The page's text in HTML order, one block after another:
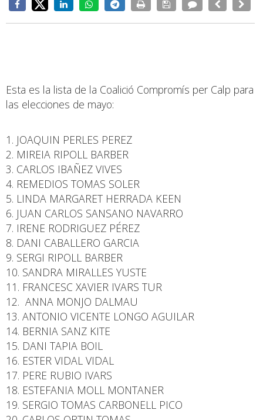
Esta es la lista de la Coalició Compromís per Calp para
las elecciones de mayo:
1. JOAQUIN PERLES PEREZ
2. MIREIA RIPOLL BARBER
3. CARLOS IBAÑEZ VIVES
4. REMEDIOS TOMAS SOLER
5. LINDA MARGARET HERRADA KEEN
6. JUAN CARLOS SANSANO NAVARRO
7. IRENE RODRIGUEZ PÉREZ
8. DANI CABALLERO GARCIA
9. SERGI RIPOLL BARBER
10. SANDRA MIRALLES YUSTE
11. FRANCESC XAVIER IVARS TUR
12. ANNA MONJO DALMAU
13. ANTONIO VICENTE LONGO AGUILAR
14. BERNIA SANZ KITE
15. DANI TAPIA BOIL
16. ESTER VIDAL VIDAL
17. PERE RUBIO IVARS
18. ESTEFANIA MOLL MONTANER
19. SERGIO TOMAS CARBONELL PICO